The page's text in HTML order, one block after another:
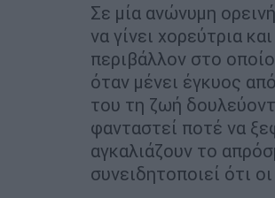
Σε μία ανώνυμη
να γίνει χορεύτρια
περιβάλλον στο
όταν μένει έγκυος
του τη ζωή
φανταστεί ποτέ να
αγκαλιάζουν το
συνειδητοποιεί ότι